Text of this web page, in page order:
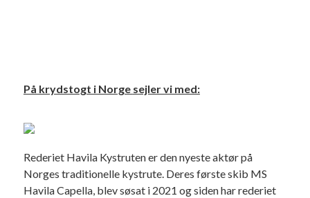
På krydstogt i Norge sejler vi med:
Rederiet Havila Kystruten er den nyeste aktør på
Norges traditionelle kystrute. Deres første skib MS
Havila Capella, blev søsat i 2021 og siden har rederiet